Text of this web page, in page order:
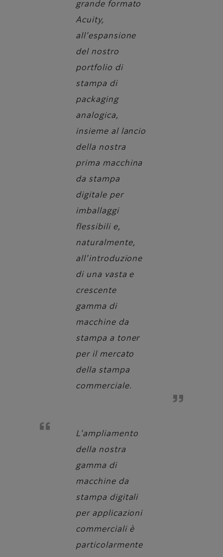
grande formato
Acuity,
all’espansione
del nostro
portfolio di
stampa di
packaging
analogica,
insieme al lancio
della nostra
prima macchina
da stampa
digitale per
imballaggi
flessibili e,
naturalmente,
all’introduzione
di una vasta e
crescente
gamma di
macchine da
stampa a toner
per il mercato
della stampa
commerciale.
L’ampliamento
della nostra
gamma di
macchine da
stampa digitali
per applicazioni
commerciali è
particolarmente